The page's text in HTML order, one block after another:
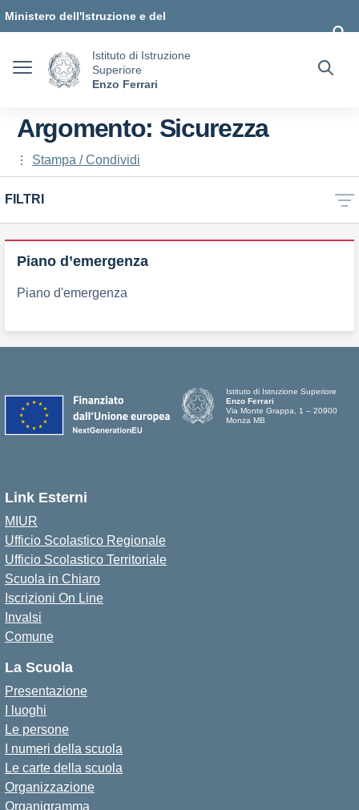
Ministero dell'Istruzione e del
Istituto di Istruzione
Superiore
Enzo Ferrari
Argomento: Sicurezza
Stampa / Condividi
FILTRI
Piano d’emergenza
Piano d'emergenza
Istituto di Istruzione Superiore
Enzo Ferrari
Via Monte Grappa, 1 – 20900
Monza MB
Link Esterni
MIUR
Ufficio Scolastico Regionale
Ufficio Scolastico Territoriale
Scuola in Chiaro
Iscrizioni On Line
Invalsi
Comune
La Scuola
Presentazione
I luoghi
Le persone
I numeri della scuola
Le carte della scuola
Organizzazione
Organigramma